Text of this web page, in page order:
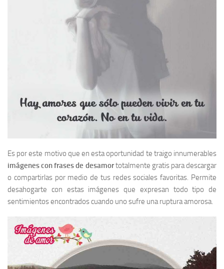
Es por este motivo que en esta oportunidad te traigo innumerables
imágenes con frases de desamortotalmente gratis para descargar
o compartirlas por medio de tus redes sociales favoritas. Permite
desahogarte con estas imágenes que expresan todo tipo de
sentimientos encontrados cuando uno sufre una ruptura amorosa.